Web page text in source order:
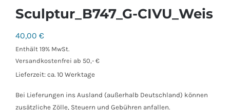
Sculptur_B747_G-CIVU_Weis
40,00 €
Enthält 19% MwSt.
Versandkostenfrei ab 50,- €
Lieferzeit: ca. 10 Werktage
Bei Lieferungen ins Ausland (außerhalb Deutschland) können
zusätzliche Zölle, Steuern und Gebühren anfallen.